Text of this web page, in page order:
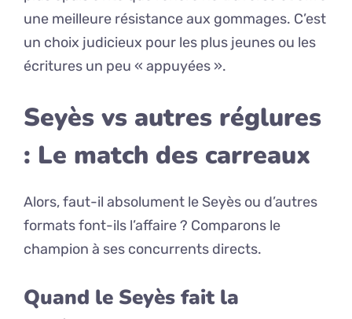
une meilleure résistance aux gommages. C’est
un choix judicieux pour les plus jeunes ou les
écritures un peu « appuyées ».
Seyès vs autres réglures
: Le match des carreaux
Alors, faut-il absolument le Seyès ou d’autres
formats font-ils l’affaire ? Comparons le
champion à ses concurrents directs.
Quand le Seyès fait la